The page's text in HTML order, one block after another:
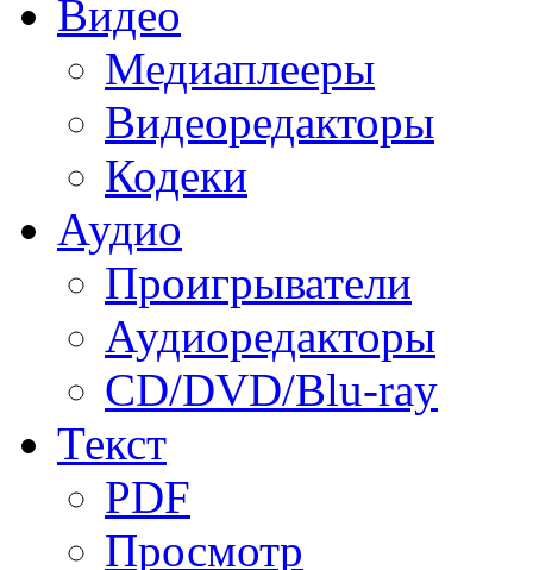
Видео
Медиаплееры
Видеоредакторы
Кодеки
Аудио
Проигрыватели
Аудиоредакторы
CD/DVD/Blu-ray
Текст
PDF
Просмотр